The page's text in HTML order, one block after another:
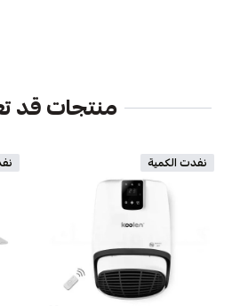
منتجات قد
نفدت الكمية